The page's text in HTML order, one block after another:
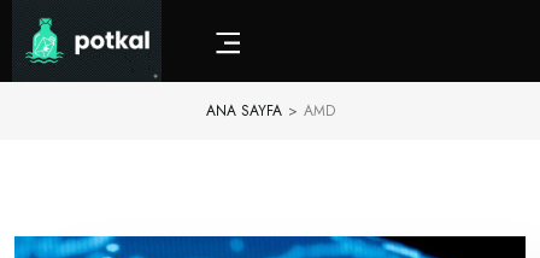
ANA SAYFA > AMD